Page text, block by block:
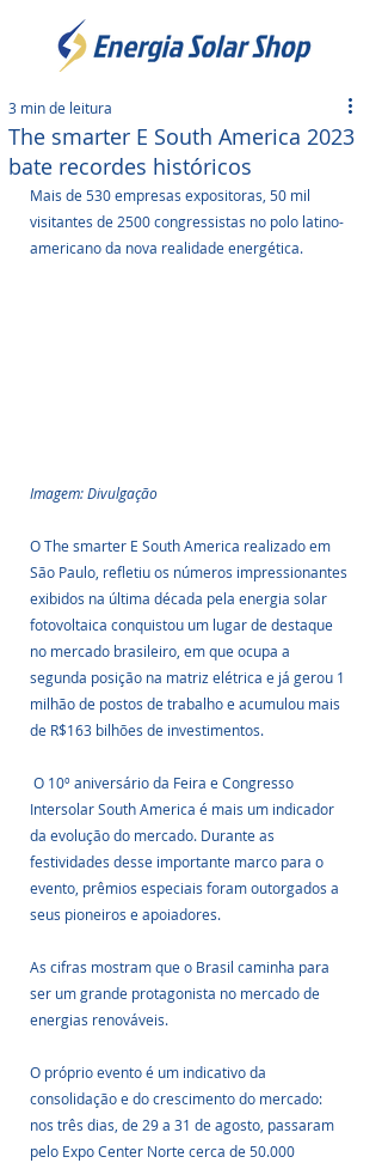
The smarter E South America 2023
bate recordes históricos
3 min de leitura
Mais de 530 empresas expositoras, 50 mil
visitantes de 2500 congressistas no polo latino-
americano da nova realidade energética.
Imagem: Divulgação
O The smarter E South America realizado em
São Paulo, refletiu os números impressionantes
exibidos na última década pela energia solar
fotovoltaica conquistou um lugar de destaque
no mercado brasileiro, em que ocupa a
segunda posição na matriz elétrica e já gerou 1
milhão de postos de trabalho e acumulou mais
de R$163 bilhões de investimentos.
Intersolar South America é mais um indicador
da evolução do mercado. Durante as
festividades desse importante marco para o
evento, prêmios especiais foram outorgados a
seus pioneiros e apoiadores.
As cifras mostram que o Brasil caminha para
ser um grande protagonista no mercado de
energias renováveis.
O próprio evento é um indicativo da
consolidação e do crescimento do mercado:
nos três dias, de 29 a 31 de agosto, passaram
pelo Expo Center Norte cerca de 50.000